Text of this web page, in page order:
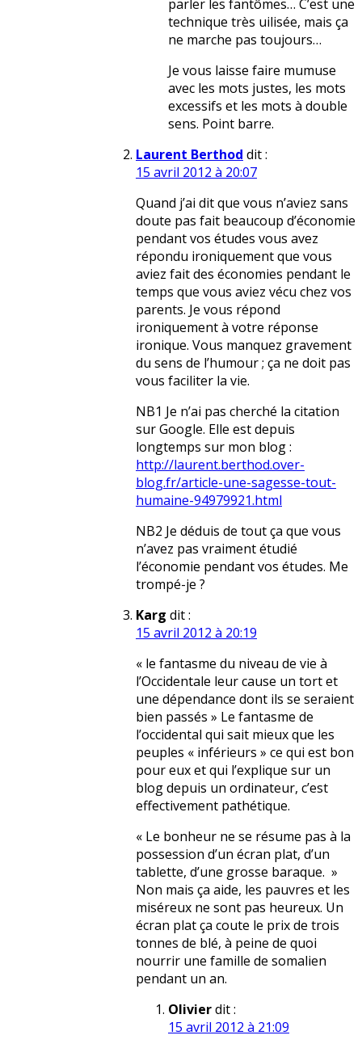
parler les fantômes… C’est une
technique très uilisée, mais ça
ne marche pas toujours…
Je vous laisse faire mumuse
avec les mots justes, les mots
excessifs et les mots à double
sens. Point barre.
Laurent Berthod dit :
15 avril 2012 à 20:07
Quand j’ai dit que vous n’aviez sans
doute pas fait beaucoup d’économie
pendant vos études vous avez
répondu ironiquement que vous
aviez fait des économies pendant le
temps que vous aviez vécu chez vos
parents. Je vous répond
ironiquement à votre réponse
ironique. Vous manquez gravement
du sens de l’humour ; ça ne doit pas
vous faciliter la vie.
NB1 Je n’ai pas cherché la citation
sur Google. Elle est depuis
longtemps sur mon blog :
http://laurent.berthod.over-
blog.fr/article-une-sagesse-tout-
humaine-94979921.html
NB2 Je déduis de tout ça que vous
n’avez pas vraiment étudié
l’économie pendant vos études. Me
trompé-je ?
Karg dit :
15 avril 2012 à 20:19
« le fantasme du niveau de vie à
l’Occidentale leur cause un tort et
une dépendance dont ils se seraient
bien passés » Le fantasme de
l’occidental qui sait mieux que les
peuples « inférieurs » ce qui est bon
pour eux et qui l’explique sur un
blog depuis un ordinateur, c’est
effectivement pathétique.
« Le bonheur ne se résume pas à la
possession d’un écran plat, d’un
tablette, d’une grosse baraque. »
Non mais ça aide, les pauvres et les
miséreux ne sont pas heureux. Un
écran plat ça coute le prix de trois
tonnes de blé, à peine de quoi
nourrir une famille de somalien
pendant un an.
Olivierdit :
15 avril 2012 à 21:09